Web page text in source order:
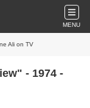
MENU
Ali on TV
- 1974 -